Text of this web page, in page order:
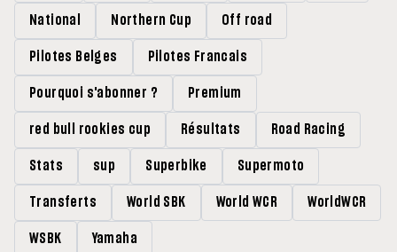
National Northern Cup Off road
Pilotes Belges Pilotes Francais
Pourquoi s'abonner ? Premium
red bull rookies cup Résultats Road Racing
Stats sup Superbike Supermoto
Transferts World SBK World WCR WorldWCR
WSBK Yamaha